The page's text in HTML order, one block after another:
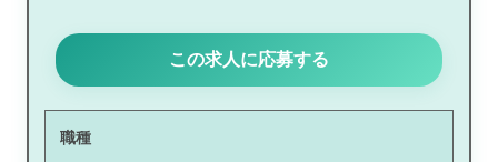
この求人に応募する
職種